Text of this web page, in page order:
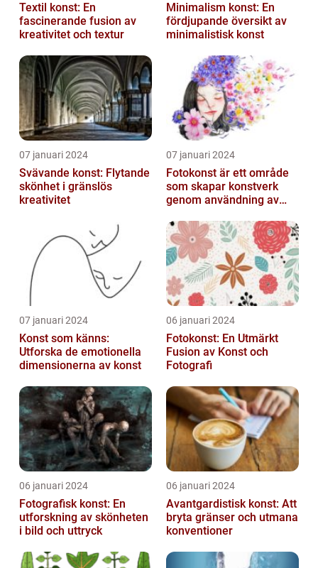
Textil konst: En
fascinerande fusion av
kreativitet och textur
Minimalism konst: En
fördjupande översikt av
minimalistisk konst
07 januari 2024
Svävande konst: Flytande
skönhet i gränslös
kreativitet
07 januari 2024
Fotokonst är ett område
som skapar konstverk
genom användning av
07 januari 2024
Konst som känns:
Utforska de emotionella
dimensionerna av konst
06 januari 2024
Fotokonst: En Utmärkt
Fusion av Konst och
Fotografi
06 januari 2024
Fotografisk konst: En
utforskning av skönheten
i bild och uttryck
06 januari 2024
Avantgardistisk konst: Att
bryta gränser och utmana
konventioner